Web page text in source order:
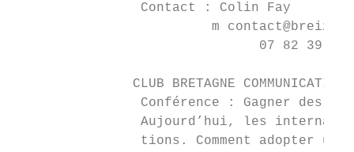
                Contact : Colin Fay
m
07 82 39 36
CLUB BRETAGNE COMMUNICATION
Conférence : Gagner des
Aujourd’hui, les
tions. Comment adopter